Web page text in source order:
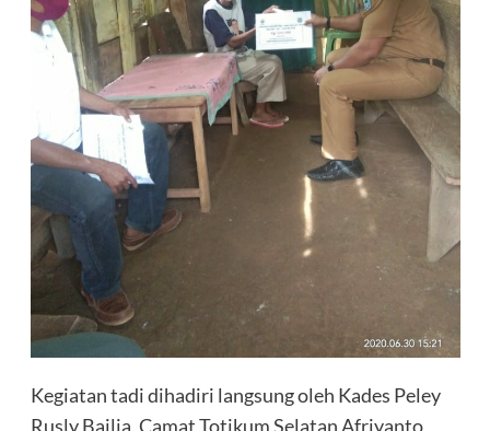
Kegiatan tadi dihadiri langsung oleh Kades Peley
Rusly Bailia, Camat Totikum Selatan Afriyanto